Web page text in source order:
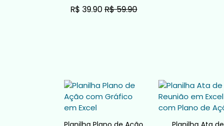
R$ 39.90R$ 59.90